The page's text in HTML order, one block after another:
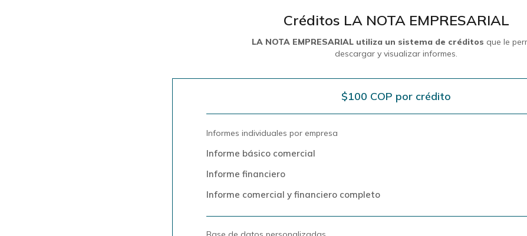
Créditos LA NOTA EMPRESARIAL
LA NOTA EMPRESARIAL utiliza un sistema de créditos que le
descargar y visualizar informes.
$100 COP por crédito
Informes individuales por empresa
Informe básico comercial
Informe financiero
Informe comercial y financiero completo